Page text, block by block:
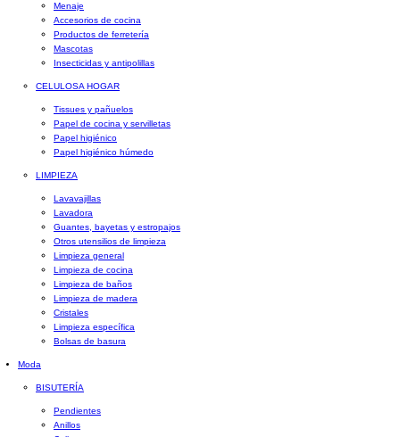
Menaje
Accesorios de cocina
Productos de ferretería
Mascotas
Insecticidas y antipolillas
CELULOSA HOGAR
Tissues y pañuelos
Papel de cocina y servilletas
Papel higiénico
Papel higiénico húmedo
LIMPIEZA
Lavavajillas
Lavadora
Guantes, bayetas y estropajos
Otros utensilios de limpieza
Limpieza general
Limpieza de cocina
Limpieza de baños
Limpieza de madera
Cristales
Limpieza específica
Bolsas de basura
Moda
BISUTERÍA
Pendientes
Anillos